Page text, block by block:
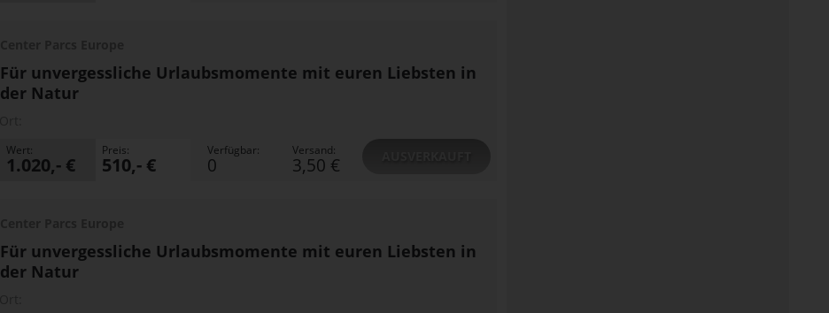
Für unvergessliche Urlaubsmomente mit euren Liebsten in
der Natur
Wert:
1.020,- €
Preis:
510,- €
Verfügbar:
0
Versand:
3,50 €
Für unvergessliche Urlaubsmomente mit euren Liebsten in
der Natur